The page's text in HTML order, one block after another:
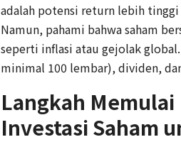
adalah potensi return lebih
Namun, pahami bahwa saham
seperti inflasi atau gejolak
minimal 100 lembar), dividen,
Langkah Memulai
Investasi Saham